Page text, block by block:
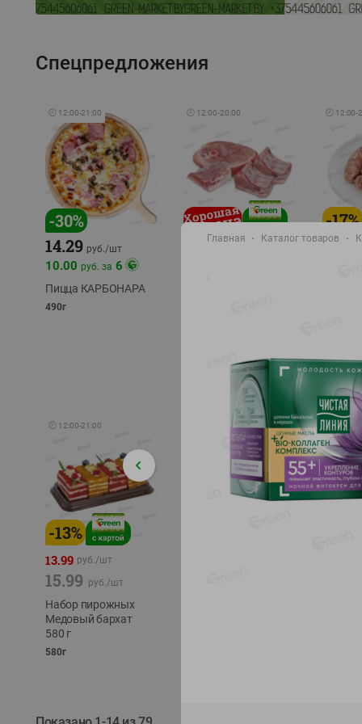
Спецпредложения
🕘 12:00-21:00
-30%
14.29 руб./шт
10.00 руб. за 6
Пицца КАРБОНАРА
490г
🕘 12:00-20:00 🕘 12:00-
-17%
9.99
🕘 12:00-21:00
-13%
13.99 руб./шт
15.99 руб./шт
Набор пирожных
Медовый бархат
580 г
580г
Главная Каталог товаров